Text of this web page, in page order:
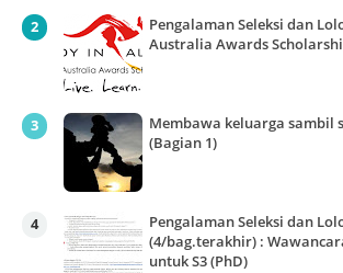
Pengalaman Seleksi dan
Australia Awards
Membawa keluarga sambil
(Bagian 1)
Pengalaman Seleksi dan
(4/bag.terakhir) :
untuk S3 (PhD)